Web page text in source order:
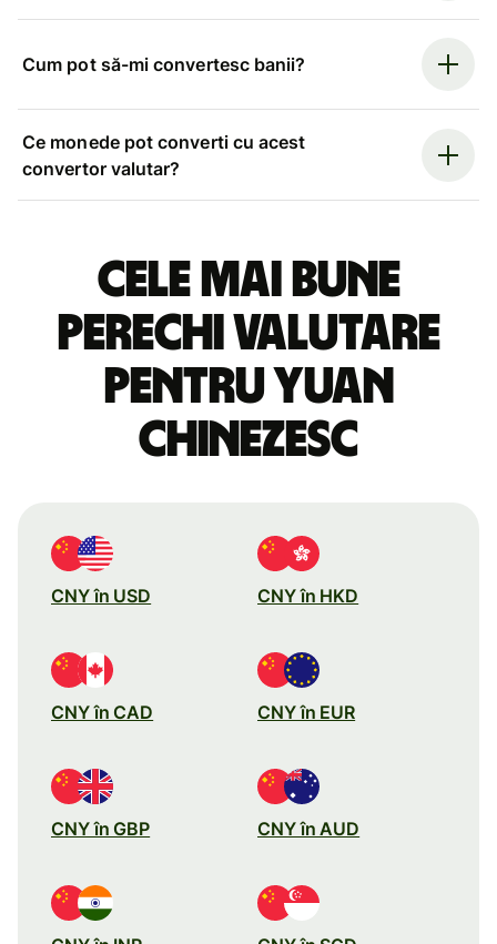
Cum pot să-mi convertesc banii?
Ce monede pot converti cu acest
convertor valutar?
Cele mai bune
perechi valutare
pentru yuan
chinezesc
CNY în USD CNY în HKD
CNY în CAD CNY în EUR
CNY în GBP CNY în AUD